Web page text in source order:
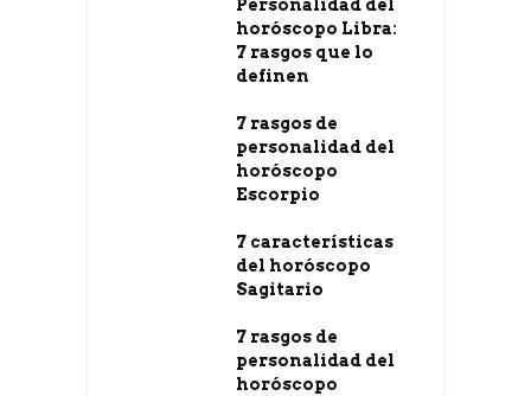
Personalidad del
horóscopo Libra:
7 rasgos que lo
definen
7 rasgos de
personalidad del
horóscopo
Escorpio
7 características
del horóscopo
Sagitario
7 rasgos de
personalidad del
horóscopo